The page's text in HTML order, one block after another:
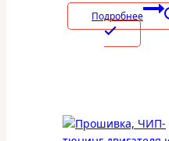
Подробнее